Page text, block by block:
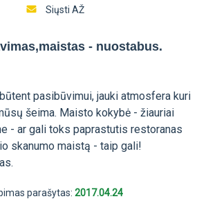
Siųsti AŽ
- nuostabus.
pasibūvimui, jauki atmosfera kuri
šeima. Maisto kokybė - žiauriai
- ar gali toks paprastutis restoranas
skanumo maistą - taip gali!
parašytas: 2017.04.24